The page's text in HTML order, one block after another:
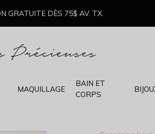
MAQUILLAGE
BAIN ET
CORPS
GRATUITE DÈS 75$ AV. TX.